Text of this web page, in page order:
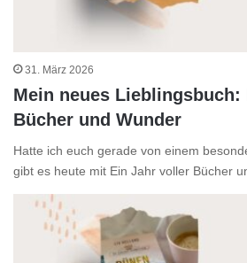
31. März 2026
Mein neues
Bücher und Wunder
Hatte ich euch gerade von einem
gibt es heute mit Ein Jahr voller Bücher